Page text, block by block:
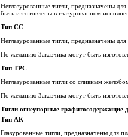
Неглазурованные тигли, предназначены
быть изготовлены в глазурованном
Тип СС
Неглазурованные тигли, предназначены
По желанию Заказчика могут быть
Тип ТРС
Неглазурованные тигли со сливным
По желанию Заказчика могут быть
Тигли огнеупорные графитосодержащие
Тип АК
Глазурованные тигли, предназначены для